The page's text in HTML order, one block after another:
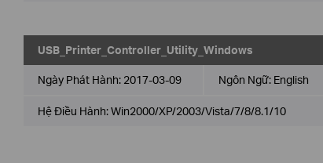
USB_Printer_Controller_Utility_Windows
Ngày Phát Hành: 2017-03-09 Ngôn Ngữ: English
Hệ Điều Hành: Win2000/XP/2003/Vista/7/8/8.1/10